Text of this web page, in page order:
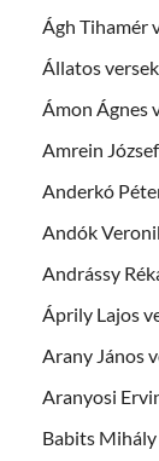
Ágh Tihamér
Állatos versek
Ámon Ágnes
Amrein
Anderkó
Andók
Andrássy
Áprily Lajos
Arany János
Aranyosi
Babits